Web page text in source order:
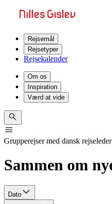
Rejsemål
Rejsetyper
Rejsekalender
Om os
Inspiration
Værd at vide
Grupperejser med dansk rejseleder
Sammen om
Dato